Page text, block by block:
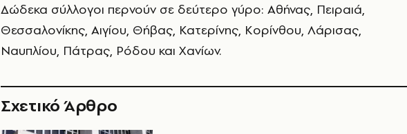
Δώδεκα σύλλογοι περνούν σε δεύτερο γύρο: Αθήνας, Πειραιά,
Θεσσαλονίκης, Αιγίου, Θήβας, Κατερίνης, Κορίνθου, Λάρισας,
Ναυπλίου, Πάτρας, Ρόδου και Χανίων.
Σχετικό Άρθρο